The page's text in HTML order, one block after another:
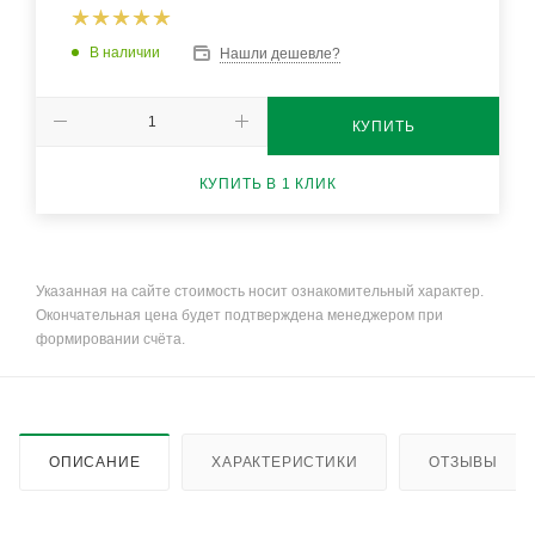
В наличии Нашли дешевле?
КУПИТЬ
КУПИТЬ В 1 КЛИК
Указанная на сайте стоимость носит ознакомительный характер.
Окончательная цена будет подтверждена менеджером при
формировании счёта.
ОПИСАНИЕ ХАРАКТЕРИСТИКИ ОТЗЫВЫ